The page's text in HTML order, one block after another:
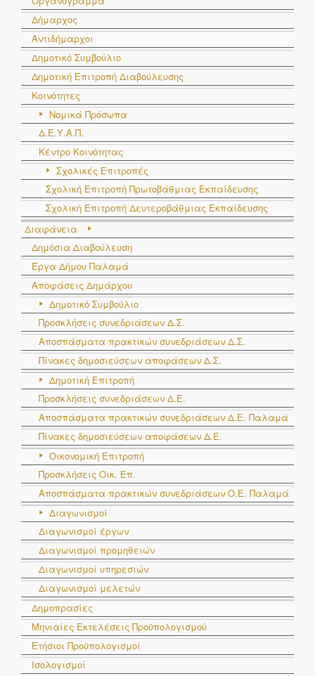
Δήμαρχος
Αντιδήμαρχοι
Δημοτικό Συμβούλιο
Δημοτική Επιτροπή Διαβούλευσης
Κοινότητες
Νομικά Πρόσωπα
Δ.Ε.Υ.Α.Π.
Κέντρο Κοινότητας
Σχολικές Επιτροπές
Σχολική Επιτροπή Πρωτοβάθμιας Εκπαίδευσης
Σχολική Επιτροπή Δευτεροβάθμιας Εκπαίδευσης
Διαφάνεια
Δημόσια Διαβούλευση
Έργα Δήμου Παλαμά
Αποφάσεις Δημάρχου
Δημοτικό Συμβούλιο
Προσκλήσεις συνεδριάσεων Δ.Σ.
Αποσπάσματα πρακτικών συνεδριάσεων Δ.Σ.
Πίνακες δημοσιεύσεων αποφάσεων Δ.Σ.
Δημοτική Επιτροπή
Προσκλήσεις συνεδριάσεων Δ.Ε.
Αποσπάσματα πρακτικών συνεδριάσεων Δ.E. Παλαμά
Πίνακες δημοσιεύσεων αποφάσεων Δ.Ε.
Οικονομική Επιτροπή
Προσκλήσεις Οικ. Επ.
Αποσπάσματα πρακτικών συνεδριάσεων Ο.E. Παλαμά
Διαγωνισμοί
Διαγωνισμοί έργων
Διαγωνισμοί προμηθειών
Διαγωνισμοί υπηρεσιών
Διαγωνισμοί μελετών
Δημοπρασίες
Μηνιαίες Εκτελέσεις Προϋπολογισμού
Ετήσιοι Προϋπολογισμοί
Ισολογισμοί